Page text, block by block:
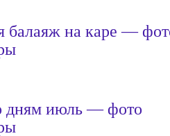
балаяж на каре —
дням июль — фото